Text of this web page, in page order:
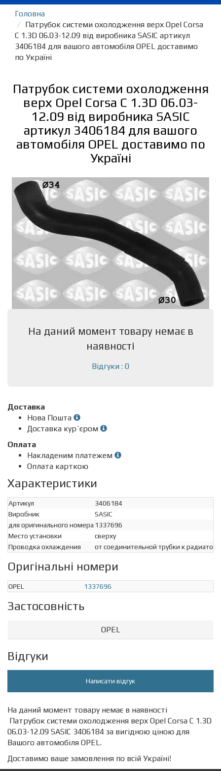
Головна
Патрубок системи охолодження верх Opel Corsa
C 1.3D 06.03-12.09 від виробника SASIC артикул
3406184 для вашого автомобіля OPEL доставимо
по Україні
Патрубок системи охолодження
верх Opel Corsa C 1.3D 06.03-
12.09 від виробника SASIC
артикул 3406184 для вашого
автомобіля OPEL доставимо по
Україні
На даний момент товару немає в
наявності
Відгуки : 0
Доставка
Нова Пошта
Доставка кур`єром
Оплата
Накладеним платежем
Оплата карткою
Характеристики
Артикул
3406184
Виробник
SASIC
для оригинального номера 1337696
Место установки
сверху
Проводка охлаждения
от соединительной трубки к радиатору
Оригінальні номери
OPEL 1337696
Застосовність
OPEL
Відгуки
Написати відгук
На даний момент товару немає в наявності
Патрубок системи охолодження верх Opel Corsa C 1.3D
06.03-12.09 SASIC 3406184 за вигідною ціною для
Вашого автомобіля OPEL.
Доставимо ваше замовлення по всій Україні!